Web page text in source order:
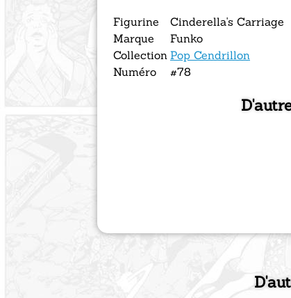
Figurine
Cinderella's Carriage
Marque
Funko
Collection Pop Cendrillon
Numéro
#78